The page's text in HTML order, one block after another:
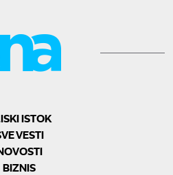
ISTOK
VESTI
BIZNIS